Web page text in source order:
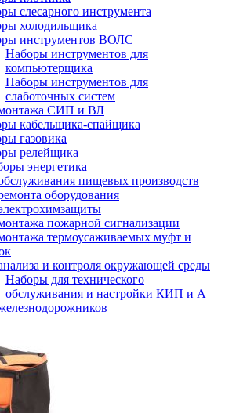
слесарного инструмента
холодильщика
инструментов ВОЛС
Наборы инструментов для
компьютерщика
Наборы инструментов для
слаботочных систем
СИП и ВЛ
кабельщика-спайщика
газовика
релейщика
энергетика
пищевых производств
оборудования
пожарной сигнализации
термоусаживаемых муфт и
и контроля окружающей среды
Наборы для технического
обслуживания и настройки КИП и А